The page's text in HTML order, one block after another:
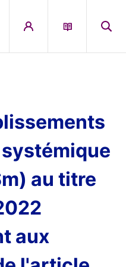
au titre
aux